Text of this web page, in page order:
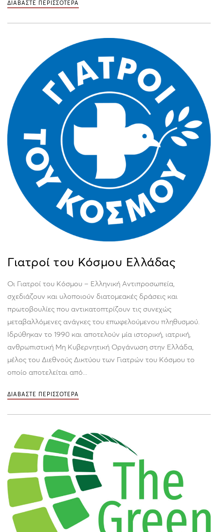
ΔΙΑΒΑΣΤΕ ΠΕΡΙΣΣΟΤΕΡΑ
Γιατροί του Κόσμου Ελλάδας
Οι Γιατροί του Κόσμου – Ελληνική Αντιπροσωπεία,
σχεδιάζουν και υλοποιούν διατομεακές δράσεις και
πρωτοβουλίες που αντικατοπτρίζουν τις συνεχώς
μεταβαλλόμενες ανάγκες του επωφελούμενου πληθυσμού.
Ιδρύθηκαν το 1990 και αποτελούν μία ιστορική, ιατρική,
ανθρωπιστική Μη Κυβερνητική Οργάνωση στην Ελλάδα,
μέλος του Διεθνούς Δικτύου των Γιατρών του Κόσμου το
οποίο αποτελείται από...
ΔΙΑΒΑΣΤΕ ΠΕΡΙΣΣΟΤΕΡΑ